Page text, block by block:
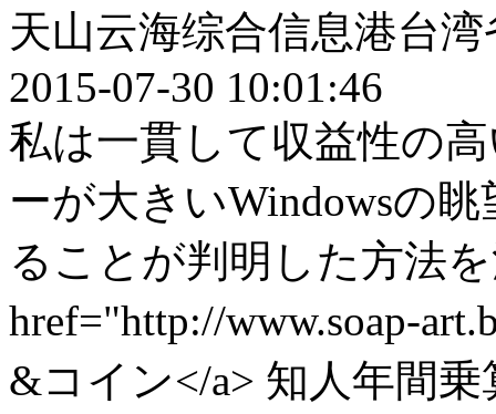
天山云海综合信息港台
2015-07-30 10:01:46
私は一貫して収益性の
ーが大きいWindowsの
ることが判明した方法
href="http://www.soap-
&コイン</a> 知人年間